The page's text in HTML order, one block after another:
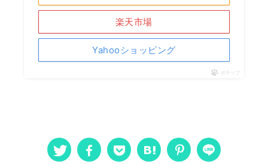
楽天市場
Yahooショッピング
ポチップ